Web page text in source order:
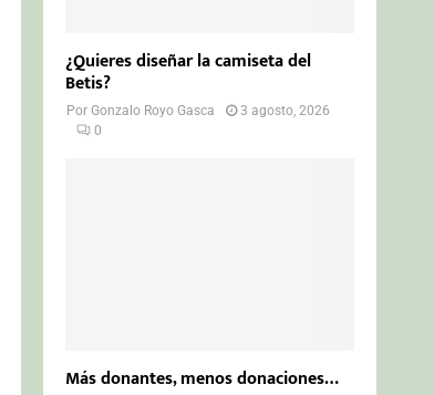
¿Quieres diseñar la camiseta del
Betis?
PorGonzalo Royo Gasca
3 agosto, 2026
0
Más donantes, menos donaciones…